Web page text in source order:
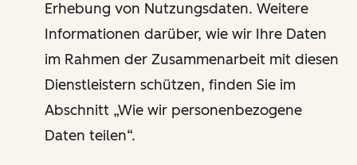
Erhebung von Nutzungsdaten. Weitere
Informationen darüber, wie wir Ihre Daten
im Rahmen der Zusammenarbeit mit diesen
Dienstleistern schützen, finden Sie im
Abschnitt „Wie wir personenbezogene
Daten teilen“.